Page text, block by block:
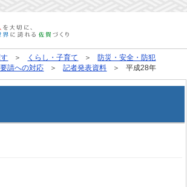
くらし・子育て
防災・安全・防犯
請への対応
記者発表資料 平成28年